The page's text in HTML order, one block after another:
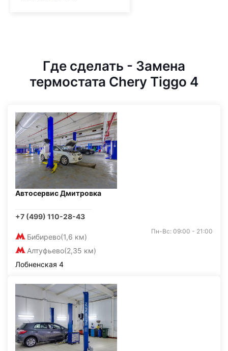
Где сделать - Замена
термостата Chery Tiggo 4
Автосервис Дмитровка
+7 (499) 110-28-43
Бибирево(1,6 км)
Алтуфьево(2,35 км)
Пн-Вс: 09:00 - 21:00
Лобненская 4